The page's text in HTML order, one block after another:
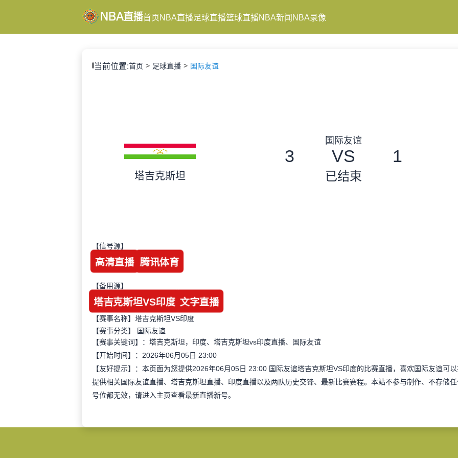
首页 NBA直播足球直播篮球直播NBA新闻 NBA录像
当前位置:首页 足球直播 国际友谊
塔吉克斯坦
国际友谊
3 VS 1
已结束
【信号源】
高清直播 腾讯体育
【备用源】
塔吉克斯坦VS印度 文字直播
【赛事名称】塔吉克斯坦VS印度
【赛事分类】
国际友谊
【赛事关键词】：塔吉克斯坦，印度、塔吉克斯坦vs印度直播、国际友谊
【开始时间】：2026年06月05日 23:00
【友好提示】：本页面为您提供2026年06月05日 23:00 国际友谊塔吉克斯坦VS印度的比赛直播，喜欢国际友谊可
提供相关国际友谊直播、塔吉克斯坦直播、印度直播以及两队历史交锋、最新比赛赛程。本站不参与制作、不存储
号位都无效，请进入主页查看最新直播新号。